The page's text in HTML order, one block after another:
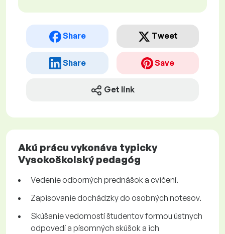
Share Tweet
Share Save
Get link
Akú prácu vykonáva typicky
Vysokoškolský pedagóg
Vedenie odborných prednášok a cvičení.
Zapisovanie dochádzky do osobných notesov.
Skúšanie vedomostí študentov formou ústnych
odpovedí a písomných skúšok a ich